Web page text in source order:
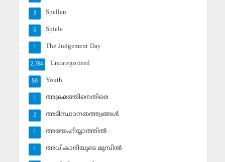
Spellen
3
Spiele
5
The Judgement Day
1
Uncategorized
2,784
Youth
50
അക്രമത്തിനെതിരെ
1
അടിസ്ഥാനതത്ത്വങ്ങള്‍
2
അത്തഹിയ്യാത്തില്‍
1
അധികാരിയുടെ മുമ്പില്‍
1